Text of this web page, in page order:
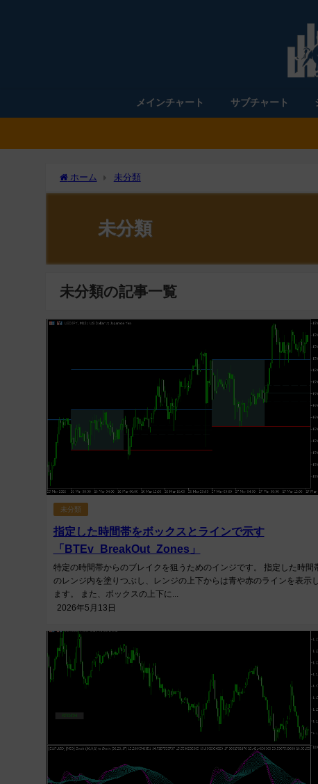
メインチャート サブチャート
ホーム 未分類
未分類
未分類の記事一覧
未分類
指定した時間帯をボックスとラインで示す
「BTEv_BreakOut_Zones」
特定の時間帯からのブレイクを狙うためのインジです。 指定した時間
のレンジ内を塗りつぶし、レンジの上下からは青や赤のラインを表示し
ます。 また、ボックスの上下に...
2026年5月13日